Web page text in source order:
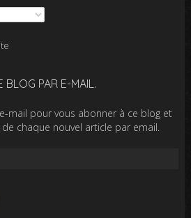
PAR E-MAIL.
mail pour vous abonner à ce blog et
chaque nouvel article par email.